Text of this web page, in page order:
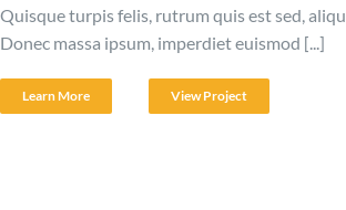
Quisque turpis felis, rutrum quis est sed,
Donec massa ipsum, imperdiet euismod [...]
Learn More View Project